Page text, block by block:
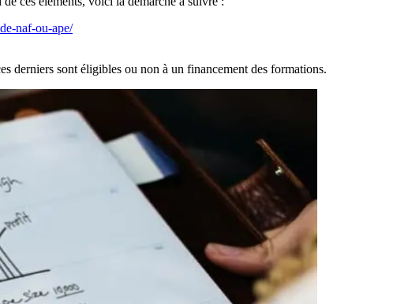
naf-ou-ape/
derniers sont éligibles ou non à un financement des formations.